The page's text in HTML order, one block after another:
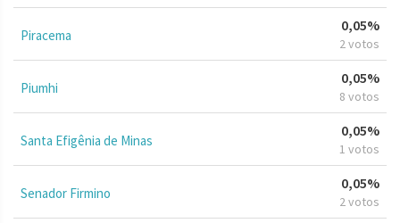
Piracema
0,05%
2 votos
Piumhi
0,05%
8 votos
Santa Efigênia de Minas
0,05%
1 votos
Senador Firmino
0,05%
2 votos